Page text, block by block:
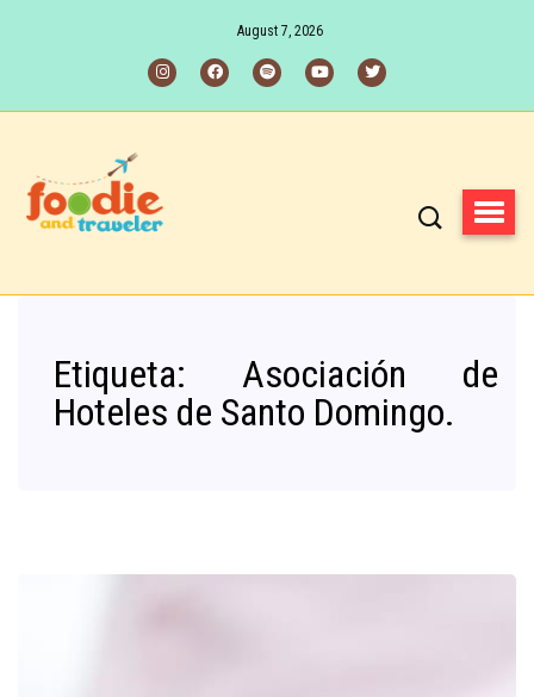
August 7, 2026
Etiqueta: Asociación de
Hoteles de Santo Domingo.